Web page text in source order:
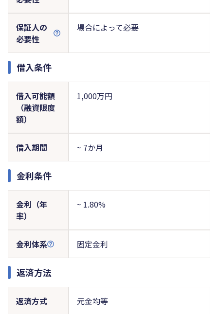
保証人の
必要性
場合によって必要
借入条件
借入可能額
（融資限度
額）
1,000万円
借入期間 ~ 7か月
金利条件
金利（年
率）
~ 1.80%
金利体系 固定金利
返済方法
返済方式 元金均等